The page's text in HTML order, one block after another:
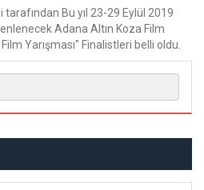
Bu yıl 23-29 Eylül 2019
Adana Altın Koza Film
Yarışması" Finalistleri belli oldu.